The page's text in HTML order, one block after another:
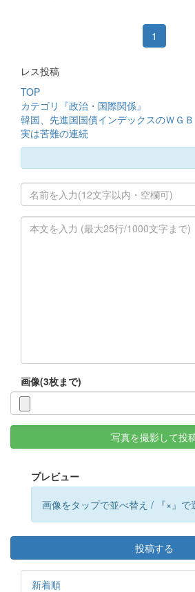
1
レス投稿
TOP
カテゴリ『政治・国際関係』
韓国、先進国国債インデックスのＷＧ
実は苦難の連続
画像(3枚まで)
写真を撮影して投
プレビュー
画像をタップで並べ替え / 『×』で
投稿する
新着順